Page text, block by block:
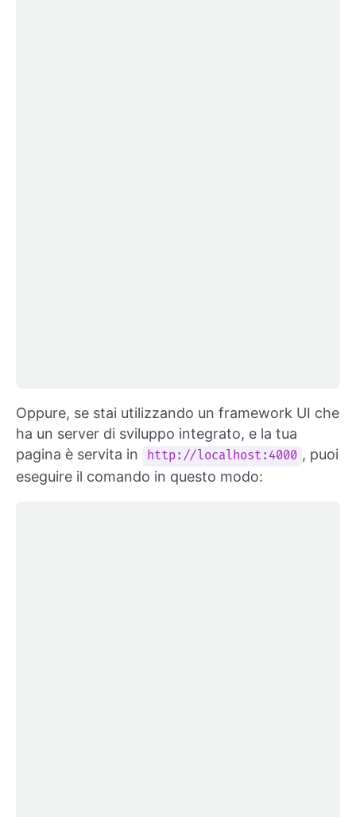
Oppure, se stai utilizzando un framework UI che
ha un server di sviluppo integrato, e la tua
pagina è servita in
http://localhost:4000 , puoi
eseguire il comando in questo modo: